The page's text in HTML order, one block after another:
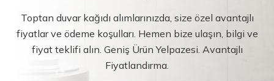
Toptan duvar kağıdı alımlarınızda, size özel avantajlı
fiyatlar ve ödeme koşulları. Hemen bize ulaşın, bilgi ve
fiyat teklifi alın. Geniş Ürün Yelpazesi. Avantajlı
Fiyatlandırma.